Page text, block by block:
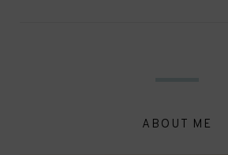
ABOUT ME